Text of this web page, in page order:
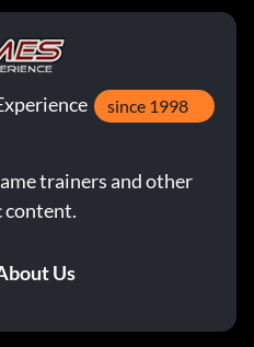
since 1998
trainers and other
content.
Us